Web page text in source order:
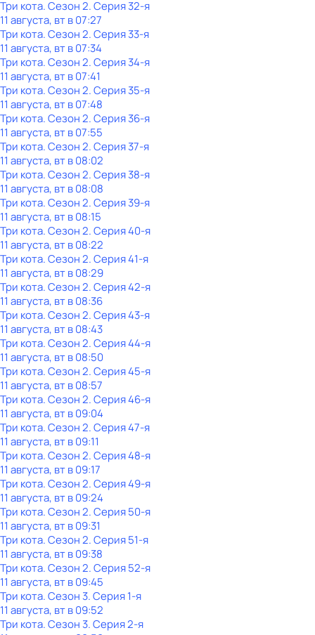
Три кота. Сезон 2. Серия 32-я
11 августа, вт в 07:27
Три кота. Сезон 2. Серия 33-я
11 августа, вт в 07:34
Три кота. Сезон 2. Серия 34-я
11 августа, вт в 07:41
Три кота. Сезон 2. Серия 35-я
11 августа, вт в 07:48
Три кота. Сезон 2. Серия 36-я
11 августа, вт в 07:55
Три кота. Сезон 2. Серия 37-я
11 августа, вт в 08:02
Три кота. Сезон 2. Серия 38-я
11 августа, вт в 08:08
Три кота. Сезон 2. Серия 39-я
11 августа, вт в 08:15
Три кота. Сезон 2. Серия 40-я
11 августа, вт в 08:22
Три кота. Сезон 2. Серия 41-я
11 августа, вт в 08:29
Три кота. Сезон 2. Серия 42-я
11 августа, вт в 08:36
Три кота. Сезон 2. Серия 43-я
11 августа, вт в 08:43
Три кота. Сезон 2. Серия 44-я
11 августа, вт в 08:50
Три кота. Сезон 2. Серия 45-я
11 августа, вт в 08:57
Три кота. Сезон 2. Серия 46-я
11 августа, вт в 09:04
Три кота. Сезон 2. Серия 47-я
11 августа, вт в 09:11
Три кота. Сезон 2. Серия 48-я
11 августа, вт в 09:17
Три кота. Сезон 2. Серия 49-я
11 августа, вт в 09:24
Три кота. Сезон 2. Серия 50-я
11 августа, вт в 09:31
Три кота. Сезон 2. Серия 51-я
11 августа, вт в 09:38
Три кота. Сезон 2. Серия 52-я
11 августа, вт в 09:45
Три кота. Сезон 3. Серия 1-я
11 августа, вт в 09:52
Три кота. Сезон 3. Серия 2-я